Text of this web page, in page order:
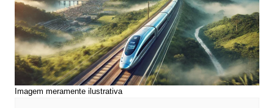
Imagem meramente ilustrativa